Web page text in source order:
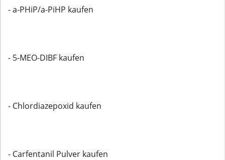
- a-PHiP/a-PiHP kaufen
- 5-MEO-DIBF kaufen
- Chlordiazepoxid kaufen
- Carfentanil Pulver kaufen